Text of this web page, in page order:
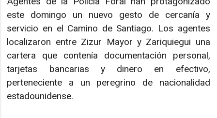
este domingo un nuevo gesto de cercanía y
servicio en el Camino de Santiago. Los agentes
localizaron entre Zizur Mayor y Zariquiegui una
cartera que contenía documentación personal,
tarjetas bancarias y dinero en efectivo,
perteneciente a un peregrino de nacionalidad
estadounidense.